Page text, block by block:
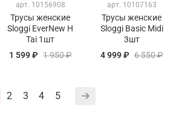
арт. 10156908
Трусы женские
Sloggi EverNew H
Tai 1шт
1 599 ₽ 1 950 ₽
арт. 10107163
Трусы женские
Sloggi Basic Midi
3шт
4 999 ₽ 6 550 ₽
2 3 4 5